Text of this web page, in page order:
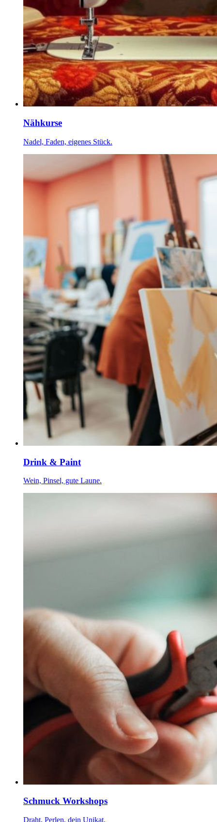
Nähkurse
Nadel, Faden, eigenes Stück.
Drink & Paint
Wein, Pinsel, gute Laune.
Schmuck Workshops
Draht, Perlen, dein Unikat.